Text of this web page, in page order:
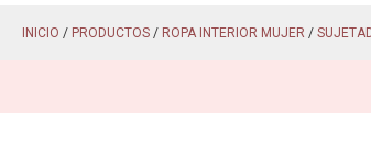
INICIO / PRODUCTOS / ROPA INTERIOR MUJER /